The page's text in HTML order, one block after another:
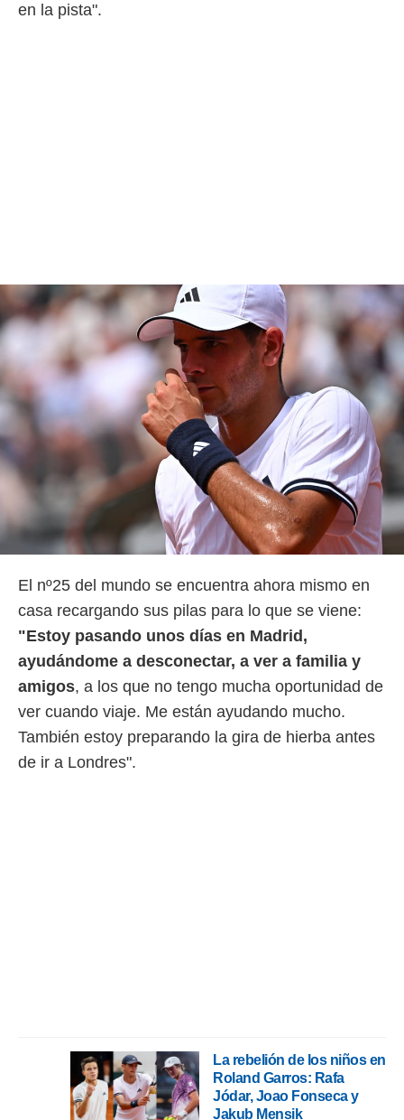
en la pista".
El nº25 del mundo se encuentra ahora mismo en
casa recargando sus pilas para lo que se viene:
"Estoy pasando unos días en Madrid,
ayudándome a desconectar, a ver a familia y
amigos, a los que no tengo mucha oportunidad de
ver cuando viaje. Me están ayudando mucho.
También estoy preparando la gira de hierba antes
de ir a Londres".
La rebelión de los niños en
Roland Garros: Rafa
Jódar, Joao Fonseca y
Jakub Mensik